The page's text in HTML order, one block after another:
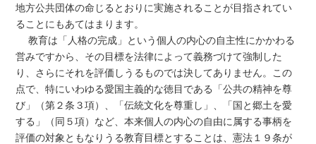
地方公共団体の命じるとおりに実施されることが目指されてい
ることにもあてはまります。
教育は「人格の完成」という個人の内心の自主性にかかわる
営みですから、その目標を法律によって義務づけて強制した
り、さらにそれを評価しうるものでは決してありません。この
点で、特にいわゆる愛国主義的な徳目である「公共の精神を尊
び」（第２条３項）、「伝統文化を尊重し」、「国と郷土を愛
する」（同５項）など、本来個人の内心の自由に属する事柄を
評価の対象ともなりうる教育目標とすることは、憲法１９条が